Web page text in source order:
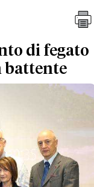
di fegato
battente